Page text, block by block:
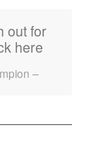
out for
here
–